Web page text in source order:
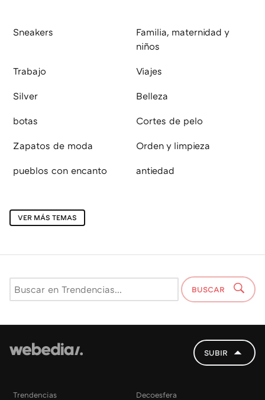
Sneakers
Familia, maternidad y
niños
Trabajo Viajes
Silver Belleza
botas Cortes de pelo
Zapatos de moda Orden y limpieza
pueblos con encanto antiedad
VER MÁS TEMAS
BUSCAR
SUBIR
Trendencias Decoesfera